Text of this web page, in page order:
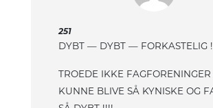
251
DYBT — DYBT — FORKASTELIG
TROEDE IKKE
KUNNE BLIVE SÅ KYNISKE OG